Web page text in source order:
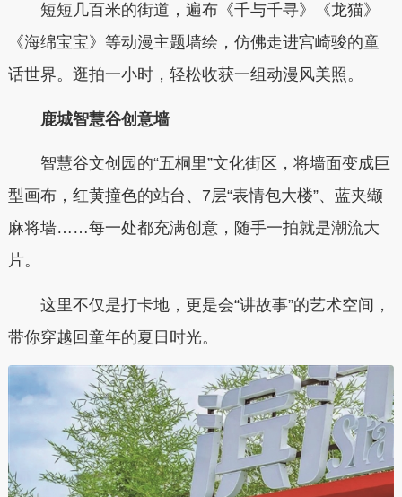
短短几百米的街道，遍布《千与千寻》《龙猫》
《海绵宝宝》等动漫主题墙绘，仿佛走进宫崎骏的童
话世界。逛拍一小时，轻松收获一组动漫风美照。
鹿城智慧谷创意墙
智慧谷文创园的“五桐里”文化街区，将墙面变成巨
型画布，红黄撞色的站台、7层“表情包大楼”、蓝夹缬
麻将墙……每一处都充满创意，随手一拍就是潮流大
片。
这里不仅是打卡地，更是会“讲故事”的艺术空间，
带你穿越回童年的夏日时光。